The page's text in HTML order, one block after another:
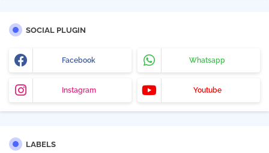
SOCIAL PLUGIN
Facebook Whatsapp
Instagram Youtube
LABELS